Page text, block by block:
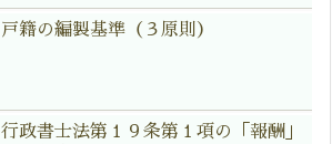
戸籍の編製基準（３原則）
行政書士法第１９条第１項の「報酬」